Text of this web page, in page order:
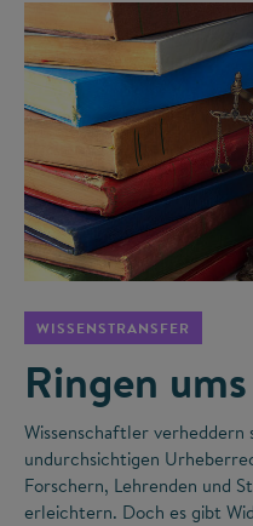
WISSENSTRANSFER
Ringen
Wissenschaftler
undurchsichtigen
Forschern, Lehrenden und
erleichtern. Doch es gibt